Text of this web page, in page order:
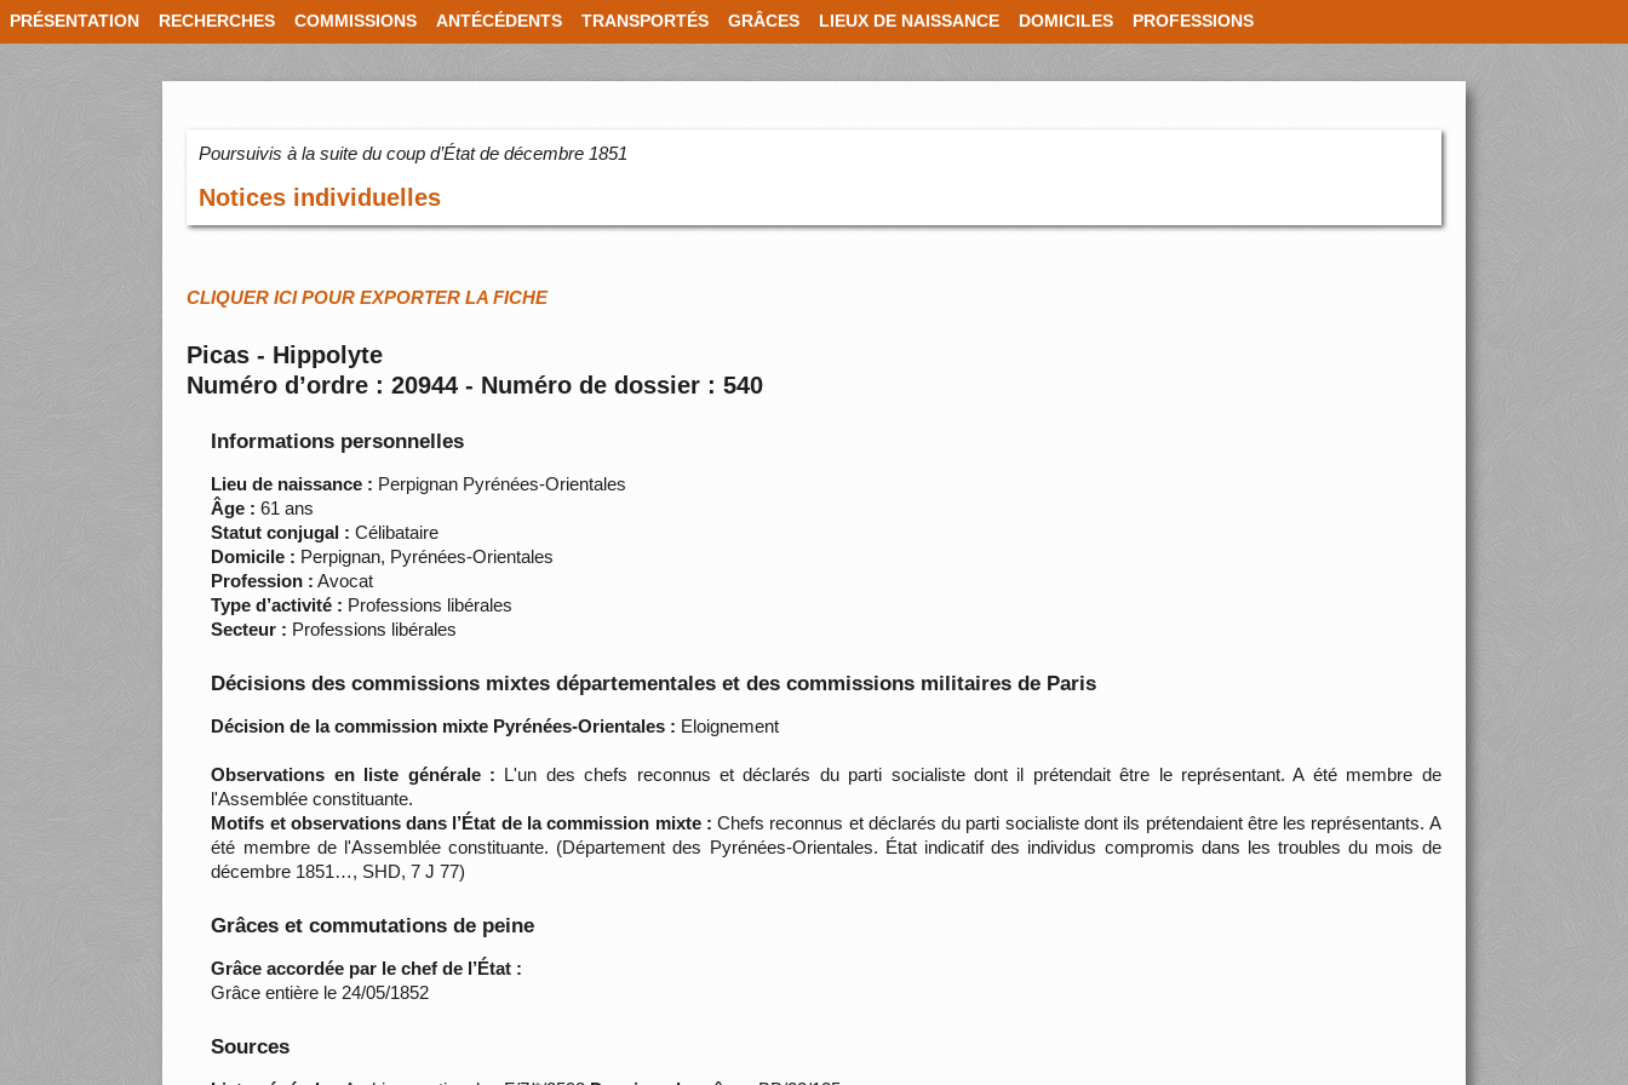
PRÉSENTATION RECHERCHES COMMISSIONS ANTÉCÉDENTS TRANSPORTÉS GRÂCES LIEUX DE NAISSANCE DOMICILES PROFESSIONS
Poursuivis à la suite du coup d’État de décembre 1851
Notices individuelles
CLIQUER ICI POUR EXPORTER LA FICHE
Picas - Hippolyte
Numéro d’ordre : 20944 - Numéro de dossier : 540
Informations personnelles
Lieu de naissance : Perpignan Pyrénées-Orientales
Âge : 61 ans
Statut conjugal : Célibataire
Domicile : Perpignan, Pyrénées-Orientales
Profession : Avocat
Type d’activité : Professions libérales
Secteur : Professions libérales
Décisions des commissions mixtes départementales et des commissions militaires de Paris
Décision de la commission mixte Pyrénées-Orientales : Eloignement
Observations en liste générale : L'un des chefs reconnus et déclarés du parti socialiste dont il prétendait être le représentant. A été membre de
l'Assemblée constituante.
Motifs et observations dans l’État de la commission mixte : Chefs reconnus et déclarés du parti socialiste dont ils prétendaient être les représentants. A
été membre de l'Assemblée constituante. (Département des Pyrénées-Orientales. État indicatif des individus compromis dans les troubles du mois de
décembre 1851…, SHD, 7 J 77)
Grâces et commutations de peine
Grâce accordée par le chef de l’État :
Grâce entière le 24/05/1852
Sources